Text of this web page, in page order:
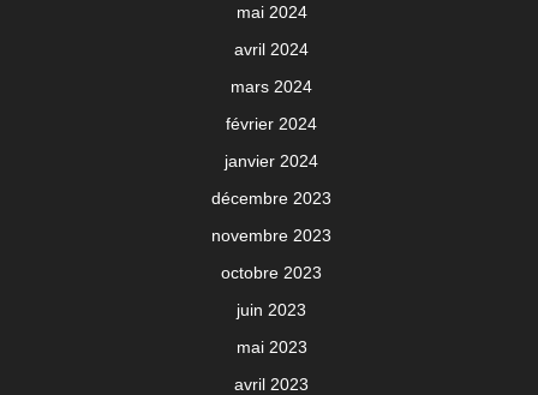
mai 2024
avril 2024
mars 2024
février 2024
janvier 2024
décembre 2023
novembre 2023
octobre 2023
juin 2023
mai 2023
avril 2023